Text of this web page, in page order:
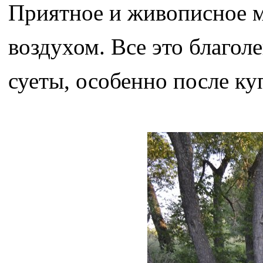
Приятное и живописное
воздухом. Все это
суеты, особенно после